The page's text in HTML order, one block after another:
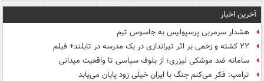
آخرین اخبار
هشدار سرمربی پرسپولیس به جاسوس تیم
۲۲ کشته و زخمی بر اثر تیراندازی در یک مدرسه در تایلند+ فیلم
سامانه ضد موشکی لیزری؛ از بلوف سیاسی تا واقعیت میدانی
ترامپ: فکر می‌کنم جنگ با ایران خیلی زود پایان می‌یابد